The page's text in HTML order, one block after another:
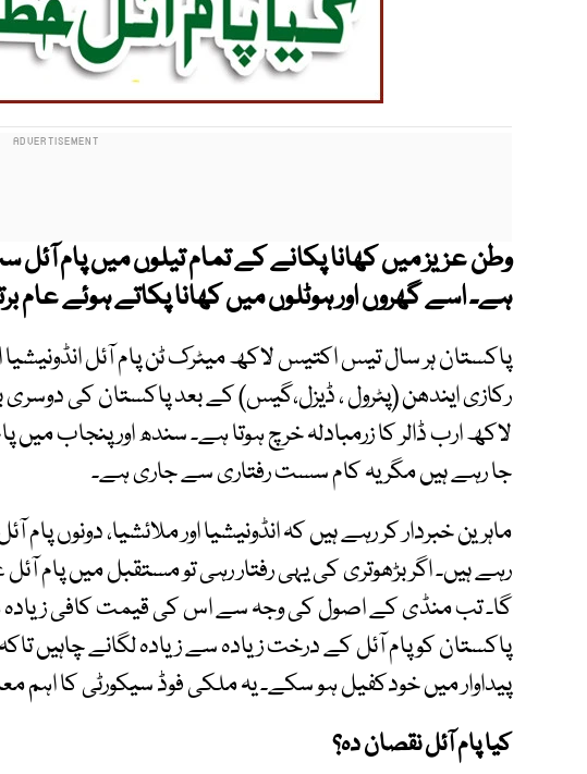
وطن عزیز میں کھانا پکانے کے تمام تیلوں میں پام
ہے۔ اسے گھروں اور ہوٹلوں میں کھانا پکاتے ہوئے عام
پاکستان ہر سال تیس اکتیس لاکھ میٹرک ٹن پام آئل انڈونیشیا
رکازی ایندھن (پٹرول ، ڈیزل،گیس) کے بعد پاکستان کی دوسری
لاکھ ارب ڈالر کا زرمبادلہ خرچ ہوتا ہے۔ سندھ اور پنجاب میں
جا رہے ہیں مگر یہ کام سست رفتاری سے جاری ہے۔
ماہرین خبردار کر رہے ہیں کہ انڈونیشیا اور ملائشیا، دونوں پام
رہے ہیں۔ اگر بڑھوتری کی یہی رفتار رہی تو مستقبل میں پام
گا۔ تب منڈی کے اصول کی وجہ سے اس کی قیمت کافی
پاکستان کو پام آئل کے درخت زیادہ سے زیادہ لگانے چاہیں
پیداوار میں خودکفیل ہو سکے۔ یہ ملکی فوڈ سیکورٹی کا اہم
کیا پام آئل نقصان دہ؟